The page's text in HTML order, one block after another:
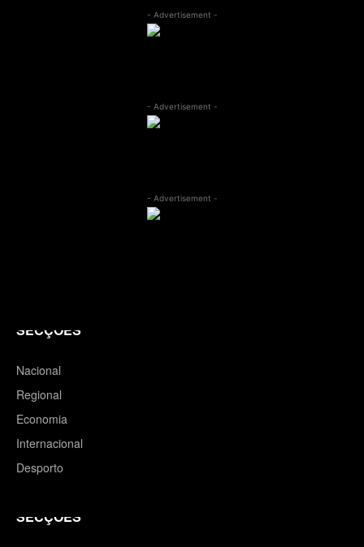
- Advertisement -
- Advertisement -
- Advertisement -
SECÇÕES
Nacional
Regional
Economia
Internacional
Desporto
SECÇÕES